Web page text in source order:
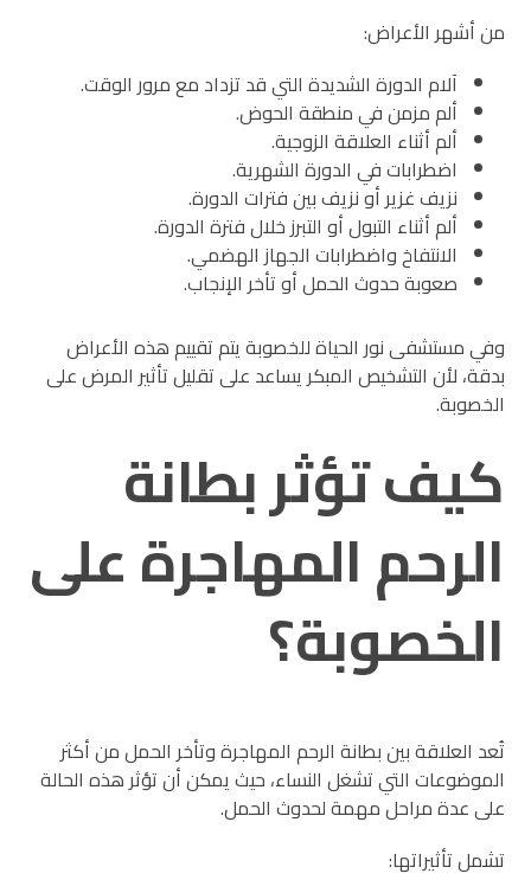
من أشهر الأعراض:
آلام الدورة الشديدة التي قد تزداد مع مرور الوقت.
ألم مزمن في منطقة الحوض.
ألم أثناء العلاقة الزوجية.
اضطرابات في الدورة الشهرية.
نزيف غزير أو نزيف بين فترات الدورة.
ألم أثناء التبول أو التبرز خلال فترة الدورة.
الانتفاخ واضطرابات الجهاز الهضمي.
صعوبة حدوث الحمل أو تأخر الإنجاب.
وفي مستشفى نور الحياة للخصوبة يتم تقييم هذه الأعراض
بدقة، لأن التشخيص المبكر يساعد على تقليل تأثير المرض على
الخصوبة.
كيف تؤثر بطانة
الرحم المهاجرة على
الخصوبة؟
تُعد العلاقة بين بطانة الرحم المهاجرة وتأخر الحمل من أكثر
الموضوعات التي تشغل النساء، حيث يمكن أن تؤثر هذه الحالة
على عدة مراحل مهمة لحدوث الحمل.
تشمل تأثيراتها: